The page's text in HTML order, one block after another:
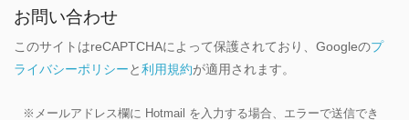
お問い合わせ
このサイトはreCAPTCHAによって保護されており、Googleのプ
ライバシーポリシーと利用規約が適用されます。
※メールアドレス欄に Hotmail を入力する場合、エラーで送信でき